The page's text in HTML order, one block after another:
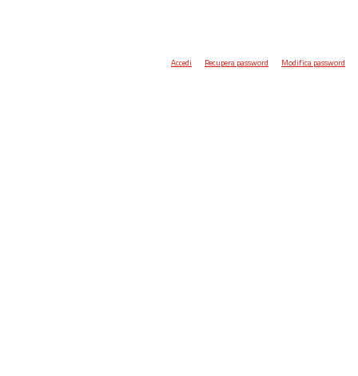
Accedi Recupera password Modifica password